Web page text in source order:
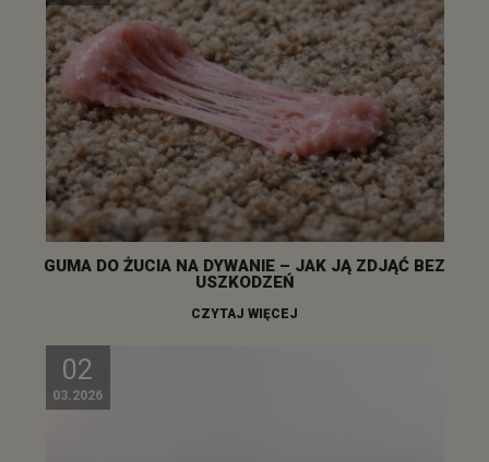
GUMA DO ŻUCIA NA DYWANIE – JAK JĄ ZDJĄĆ BEZ
USZKODZEŃ
CZYTAJ WIĘCEJ
02
03.2026